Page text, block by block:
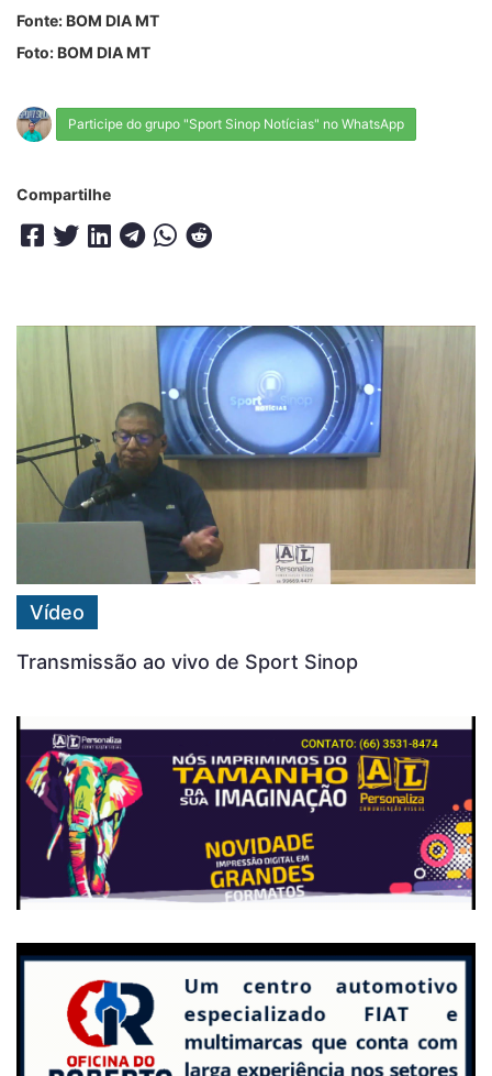
Fonte: BOM DIA MT
Foto: BOM DIA MT
Participe do grupo "Sport Sinop Notícias" no WhatsApp
Compartilhe
Vídeo
Transmissão ao vivo de Sport Sinop